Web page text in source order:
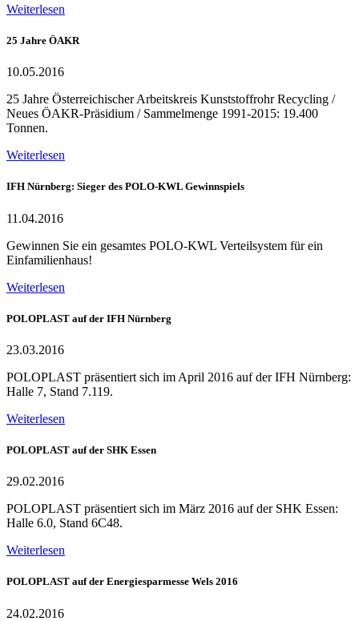
Weiterlesen
25 Jahre ÖAKR
10.05.2016
25 Jahre Österreichischer Arbeitskreis Kunststoffrohr Recycling /
Neues ÖAKR-Präsidium / Sammelmenge 1991-2015: 19.400
Tonnen.
Weiterlesen
IFH Nürnberg: Sieger des POLO-KWL Gewinnspiels
11.04.2016
Gewinnen Sie ein gesamtes POLO-KWL Verteilsystem für ein
Einfamilienhaus!
Weiterlesen
POLOPLAST auf der IFH Nürnberg
23.03.2016
POLOPLAST präsentiert sich im April 2016 auf der IFH Nürnberg:
Halle 7, Stand 7.119.
Weiterlesen
POLOPLAST auf der SHK Essen
29.02.2016
POLOPLAST präsentiert sich im März 2016 auf der SHK Essen:
Halle 6.0, Stand 6C48.
Weiterlesen
POLOPLAST auf der Energiesparmesse Wels 2016
24.02.2016